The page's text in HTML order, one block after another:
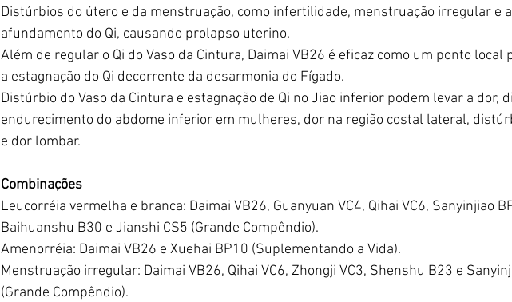
Distúrbios do útero e da menstruação, como infertilidade, menstruação irregular e
afundamento do Qi, causando prolapso uterino.
Além de regular o Qi do Vaso da Cintura, Daimai VB26 é eficaz como um ponto local
a estagnação do Qi decorrente da desarmonia do Fígado.
Distúrbio do Vaso da Cintura e estagnação de Qi no Jiao inferior podem levar a dor,
endurecimento do abdome inferior em mulheres, dor na região costal lateral,
e dor lombar.
Combinações
Leucorréia vermelha e branca: Daimai VB26, Guanyuan VC4, Qihai VC6, Sanyinjiao
Baihuanshu B30 e Jianshi CS5 (Grande Compêndio).
Amenorréia: Daimai VB26 e Xuehai BP10 (Suplementando a Vida).
Menstruação irregular: Daimai VB26, Qihai VC6, Zhongji VC3, Shenshu B23 e
(Grande Compêndio).